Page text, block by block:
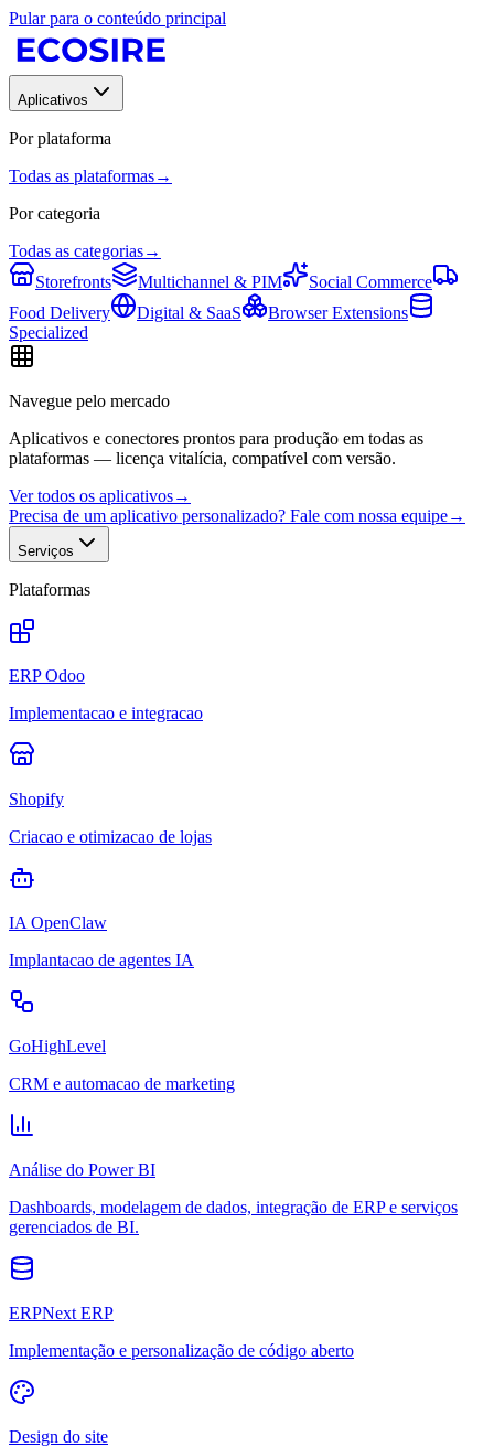
Pular para o conteúdo principal
Aplicativos
Por plataforma
Todas as plataformas→
Por categoria
Todas as categorias→
Storefronts
Multichannel & PIM
Social Commerce
Food Delivery
Digital & SaaS
Browser Extensions
Specialized
Navegue pelo mercado
Aplicativos e conectores prontos para produção em todas as
plataformas — licença vitalícia, compatível com versão.
Ver todos os aplicativos→
Precisa de um aplicativo personalizado? Fale com nossa equipe→
Serviços
Plataformas
ERP Odoo
Implementacao e integracao
Shopify
Criacao e otimizacao de lojas
IA OpenClaw
Implantacao de agentes IA
GoHighLevel
CRM e automacao de marketing
Análise do Power BI
Dashboards, modelagem de dados, integração de ERP e serviços
gerenciados de BI.
ERPNext ERP
Implementação e personalização de código aberto
Design do site